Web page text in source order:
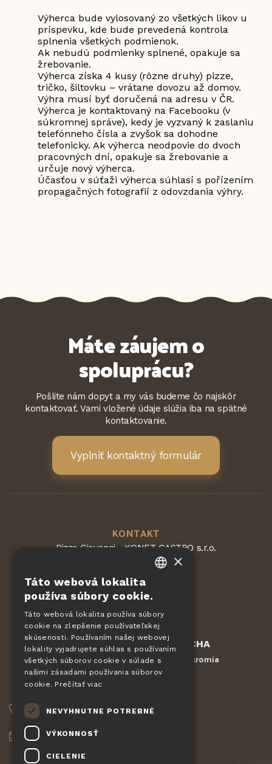
Výherca bude vylosovaný zo všetkých likov u
príspevku, kde bude prevedená kontrola
splnenia všetkých podmienok.
Ak nebudú podmienky splnené, opakuje sa
žrebovanie.
Výherca získa 4 kusy (rôzne druhy) pizze,
tričko, šiltovku – vrátane dovozu až domov.
Výhra musí byť doručená na adresu v ČR.
Výherca je kontaktovaný na Facebooku (v
súkromnej správe), kedy je vyzvaný k zaslaniu
telefónneho čísla a zvyšok sa dohodne
telefonicky. Ak výherca neodpovie do dvoch
pracovných dní, opakuje sa žrebovanie a
určuje nový výherca.
Účasťou v súťaži výherca súhlasí s pořízením
propagačných fotografií z odovzdania výhry.
Máte záujem o
spoluprácu?
Pošlite nám dopyt a my vás budeme čo najskôr
kontaktovať. Vami vložené údaje slúžia iba na spätné
kontaktovanie.
Vyplniť kontaktný formulár
KONTAKT
Pizza Giovanni - KONET GASTRO s.r.o.
Dvorská 168
563 01 Lanškroun
Česká republika
Chránené služboureCAPTCHA
Zmluvné podmienky - Ochrana súkromia
+420 775 560 953
objednavky@pizzagiovanni.cz
DE
SLOVAK
×
Táto webová lokalita
používa súbory cookie.
Táto webová lokalita používa súbory
cookie na zlepšenie používateľskej
skúsenosti. Používaním našej webovej
lokality vyjadrujete súhlas s používaním
všetkých súborov cookie v súlade s
našimi zásadami používania súborov
cookie. Prečítať viac
NEVYHNUTNE POTREBNÉ
VÝKONNOSŤ
CIELENIE